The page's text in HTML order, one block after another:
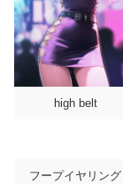
high belt
フープイヤリング